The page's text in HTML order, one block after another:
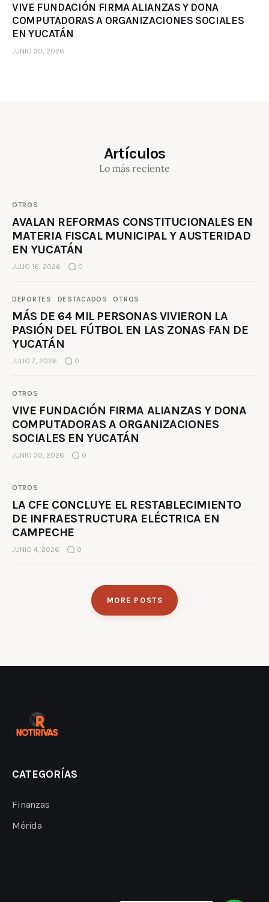
VIVE FUNDACIÓN FIRMA ALIANZAS Y DONA
COMPUTADORAS A ORGANIZACIONES SOCIALES
EN YUCATÁN
JUNIO 30, 2026
Artículos
Lo más reciente
OTROS
AVALAN REFORMAS CONSTITUCIONALES EN
MATERIA FISCAL MUNICIPAL Y AUSTERIDAD
EN YUCATÁN
JULIO 16, 2026 0
DEPORTES DESTACADOS OTROS
MÁS DE 64 MIL PERSONAS VIVIERON LA
PASIÓN DEL FÚTBOL EN LAS ZONAS FAN DE
YUCATÁN
JULIO 7, 2026 0
OTROS
VIVE FUNDACIÓN FIRMA ALIANZAS Y DONA
COMPUTADORAS A ORGANIZACIONES
SOCIALES EN YUCATÁN
JUNIO 30, 2026 0
OTROS
LA CFE CONCLUYE EL RESTABLECIMIENTO
DE INFRAESTRUCTURA ELÉCTRICA EN
CAMPECHE
JUNIO 4, 2026 0
MORE POSTS
CATEGORÍAS
Finanzas
Mérida